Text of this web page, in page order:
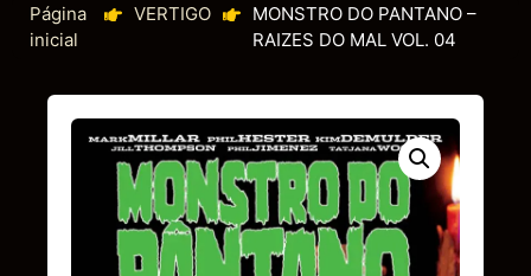
Página
inicial
VERTIGO
MONSTRO DO PANTANO –
RAIZES DO MAL VOL. 04